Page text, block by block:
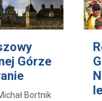
Górze
Bortnik